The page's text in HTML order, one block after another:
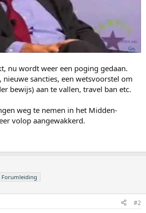
nu wordt weer een poging gedaan.
nieuwe sancties, een wetsvoorstel om
bewijs) aan te vallen, travel ban etc.
weg te nemen in het Midden-
volop aangewakkerd.
Forumleiding
#2